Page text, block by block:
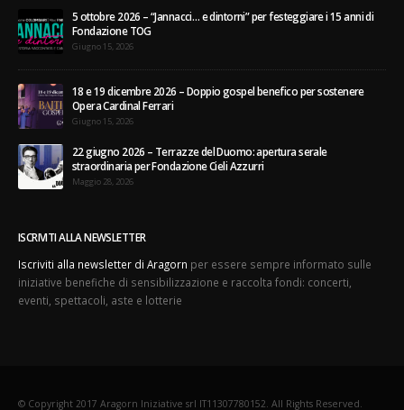
5 ottobre 2026 – “Jannacci… e dintorni” per festeggiare i 15 anni di
Fondazione TOG
Giugno 15, 2026
18 e 19 dicembre 2026 – Doppio gospel benefico per sostenere
Opera Cardinal Ferrari
Giugno 15, 2026
22 giugno 2026 – Terrazze del Duomo: apertura serale
straordinaria per Fondazione Cieli Azzurri
Maggio 28, 2026
ISCRIVITI ALLA NEWSLETTER
Iscriviti alla newsletter di Aragorn per essere sempre informato sulle
iniziative benefiche di sensibilizzazione e raccolta fondi: concerti,
eventi, spettacoli, aste e lotterie
© Copyright 2017 Aragorn Iniziative srl IT11307780152. All Rights Reserved.